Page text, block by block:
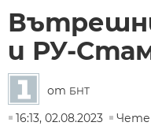
и РУ-
от БНТ
16:13, 02.08.2023
Чете